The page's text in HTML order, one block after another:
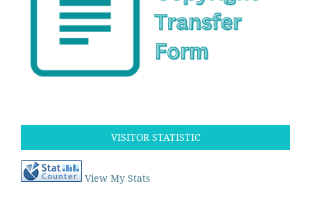
VISITOR STATISTIC
View My Stats